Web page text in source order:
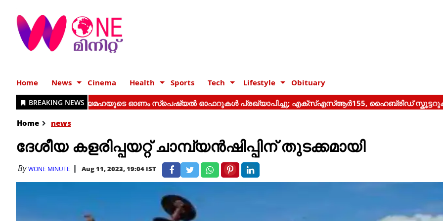
Home News Cinema Health Sports Tech Lifestyle Obituary
Home news
ദേശീയ കളരിപ്പയറ്റ് ചാമ്പ്യൻഷിപ്പിന് തുടക്കമായി
ByWONE MINUTE Aug 11, 2023, 19:04 IST